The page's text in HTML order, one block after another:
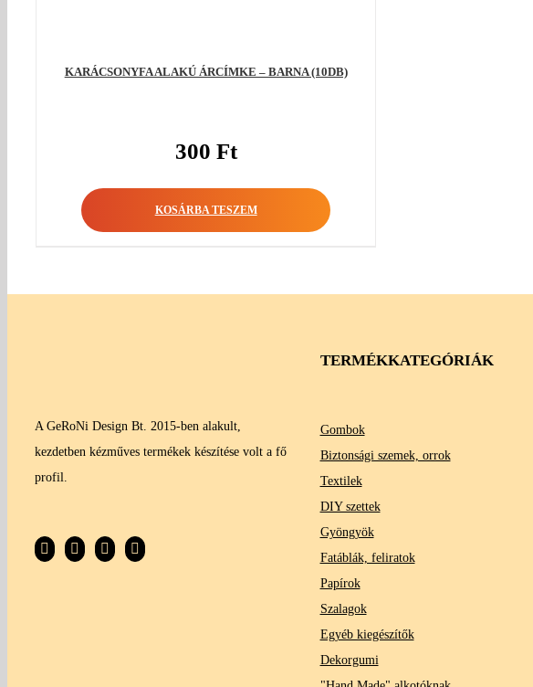
KARÁCSONYFA ALAKÚ ÁRCÍMKE – BARNA (10DB)
300 Ft
KOSÁRBA TESZEM
A GeRoNi Design Bt. 2015-ben alakult,
kezdetben kézműves termékek készítése volt a fő
profil.
TERMÉKKATEGÓRIÁK
Gombok
Biztonsági szemek, orrok
Textilek
DIY szettek
Gyöngyök
Fatáblák, feliratok
Papírok
Szalagok
Egyéb kiegészítők
Dekorgumi